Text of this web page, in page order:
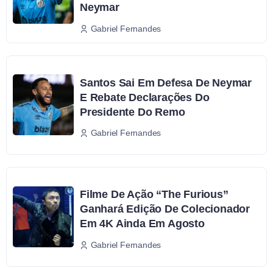
Neymar
Gabriel Fernandes
Santos Sai Em Defesa De Neymar
E Rebate Declarações Do
Presidente Do Remo
Gabriel Fernandes
Filme De Ação “The Furious”
Ganhará Edição De Colecionador
Em 4K Ainda Em Agosto
Gabriel Fernandes